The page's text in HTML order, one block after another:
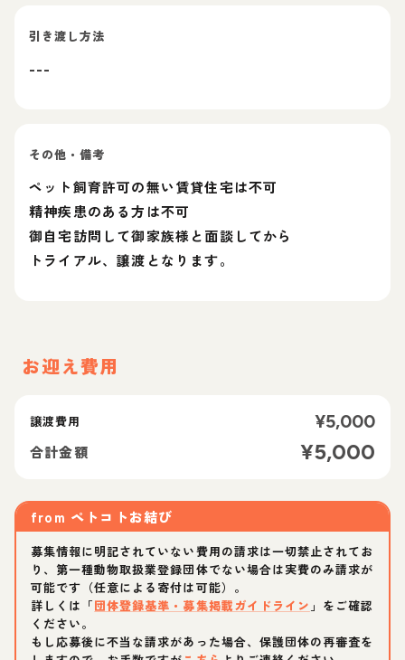
引き渡し方法
---
その他・備考
ペット飼育許可の無い賃貸住宅は不可
精神疾患のある方は不可
御自宅訪問して御家族様と面談してから
トライアル、譲渡となります。
お迎え費用
譲渡費用 ¥5,000
合計金額 ¥5,000
from ペトコトお結び
募集情報に明記されていない費用の請求は一切禁止されてお
り、第一種動物取扱業登録団体でない場合は実費のみ請求が
可能です（任意による寄付は可能）。
詳しくは「団体登録基準・募集掲載ガイドライン 」をご確認
ください。
もし応募後に不当な請求があった場合、保護団体の再審査を